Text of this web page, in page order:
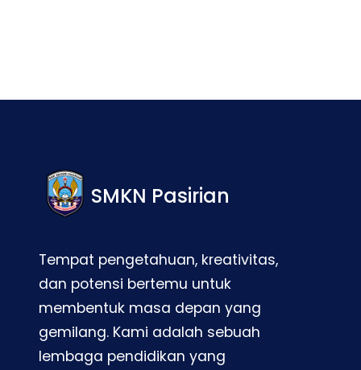
SMKN Pasirian
Tempat pengetahuan, kreativitas,
dan potensi bertemu untuk
membentuk masa depan yang
gemilang. Kami adalah sebuah
lembaga pendidikan yang